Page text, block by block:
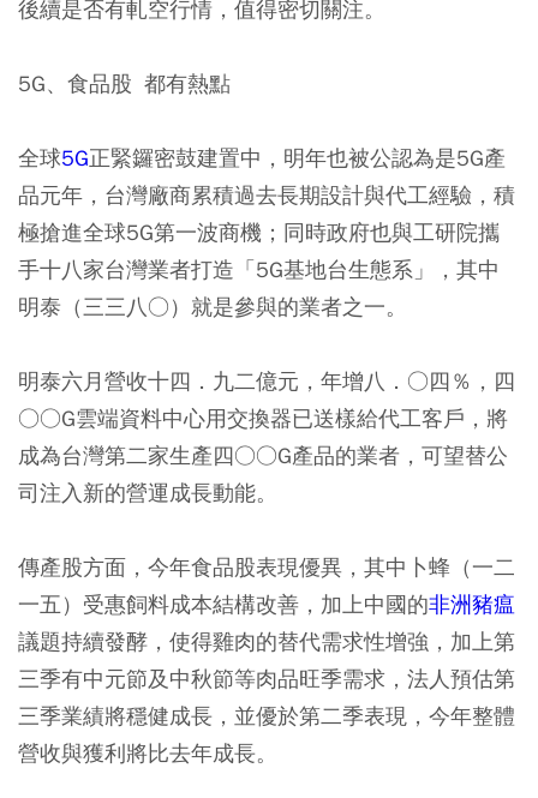
後續是否有軋空行情，值得密切關注。
5G、食品股 都有熱點
全球5G正緊鑼密鼓建置中，明年也被公認為是5G產
品元年，台灣廠商累積過去長期設計與代工經驗，積
極搶進全球5G第一波商機；同時政府也與工研院攜
手十八家台灣業者打造「5G基地台生態系」，其中
明泰（三三八○）就是參與的業者之一。
明泰六月營收十四．九二億元，年增八．○四％，四
○○G雲端資料中心用交換器已送樣給代工客戶，將
成為台灣第二家生產四○○G產品的業者，可望替公
司注入新的營運成長動能。
傳產股方面，今年食品股表現優異，其中卜蜂（一二
一五）受惠飼料成本結構改善，加上中國的非洲豬瘟
議題持續發酵，使得雞肉的替代需求性增強，加上第
三季有中元節及中秋節等肉品旺季需求，法人預估第
三季業績將穩健成長，並優於第二季表現，今年整體
營收與獲利將比去年成長。